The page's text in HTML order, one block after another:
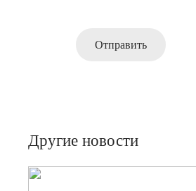
Другие новости